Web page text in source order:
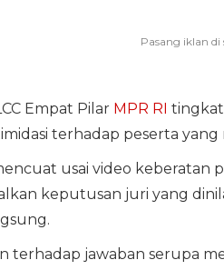
Empat Pilar MPR RI tingkat
terhadap peserta
usai video keberatan
keputusan juri yang
terhadap jawaban serupa